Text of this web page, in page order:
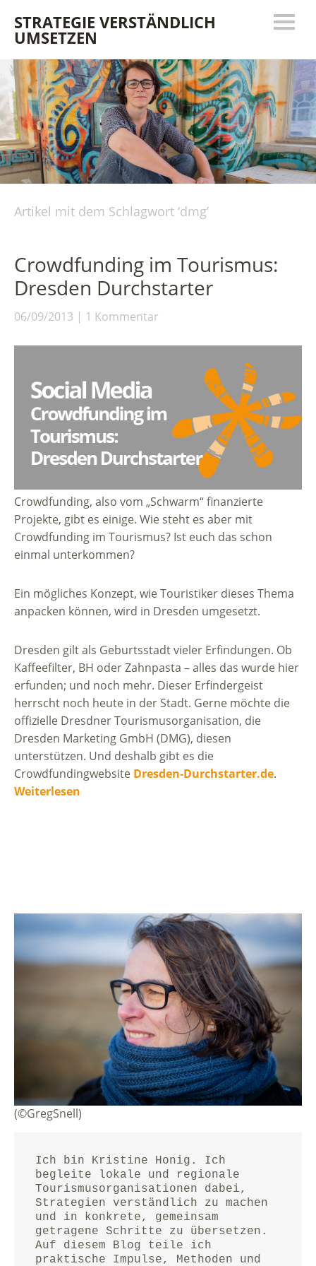
STRATEGIE VERSTÄNDLICH
UMSETZEN
Artikel mit dem Schlagwort ‘dmg’
Crowdfunding im Tourismus:
Dresden Durchstarter
06/09/2013 1 Kommentar
Crowdfunding, also vom „Schwarm“ finanzierte
Projekte, gibt es einige. Wie steht es aber mit
Crowdfunding im Tourismus? Ist euch das schon
einmal unterkommen?
Ein mögliches Konzept, wie Touristiker dieses Thema
anpacken können, wird in Dresden umgesetzt.
Dresden gilt als Geburtsstadt vieler Erfindungen. Ob
Kaffeefilter, BH oder Zahnpasta – alles das wurde hier
erfunden; und noch mehr. Dieser Erfindergeist
herrscht noch heute in der Stadt. Gerne möchte die
offizielle Dresdner Tourismusorganisation, die
Dresden Marketing GmbH (DMG), diesen
unterstützen. Und deshalb gibt es die
Crowdfundingwebsite Dresden-Durchstarter.de.
Weiterlesen
(©GregSnell)
Ich bin Kristine Honig. Ich
begleite lokale und regionale
Tourismusorganisationen dabei,
Strategien verständlich zu machen
und in konkrete, gemeinsam
getragene Schritte zu übersetzen.
Auf diesem Blog teile ich
praktische Impulse, Methoden und